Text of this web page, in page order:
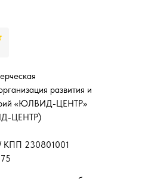
развития и
«ЮЛВИД-ЦЕНТР»
ЦЕНТР)
230801001